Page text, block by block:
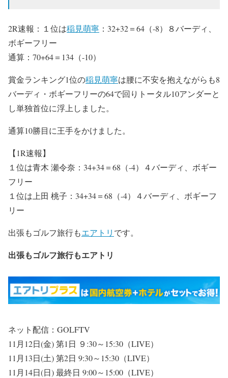
2R速報：１位は稲見萌寧 ：32+32＝64（-8）８バーディ、
ボギーフリー
通算：70+64＝134（-10）
賞金ランキング1位の稲見萌寧は腰に不安を抱えながらも8
バーディ・ボギーフリーの64で回りトータル10アンダーと
し単独首位に浮上しました。
通算10勝目に王手をかけました。
【1R速報】
１位は青木 瀬令奈：34+34＝68（-4）４バーディ、ボギー
フリー
１位は上田 桃子：34+34＝68（-4）４バーディ、ボギーフ
リー
出張もゴルフ旅行もエアトリ です。
出張もゴルフ旅行もエアトリ
ネット配信：GOLFTV
11月12日(金) 第1日 ９:30～15:30（LIVE）
11月13日(土) 第2日 9:30～15:30（LIVE）
11月14日(日) 最終日 9:00～15:00（LIVE）